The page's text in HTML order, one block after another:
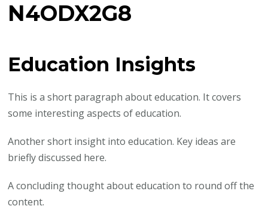
N4ODX2G8
Education Insights
This is a short paragraph about education. It covers
some interesting aspects of education.
Another short insight into education. Key ideas are
briefly discussed here.
A concluding thought about education to round off the
content.